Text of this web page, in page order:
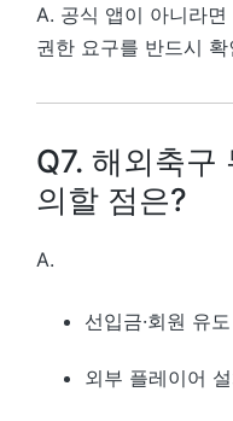
A. 공식 앱이 아니라면
권한 요구를 반드시 확
Q7. 해외축구
의할 점은?
A.
선입금·회원 유도
외부 플레이어